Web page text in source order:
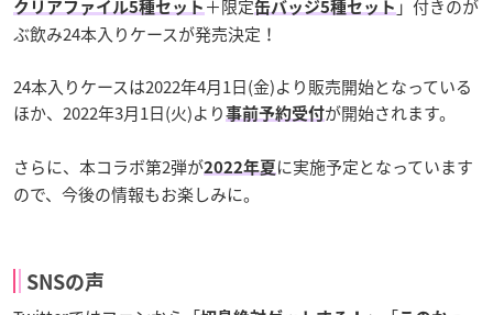
クリアファイル5種セット ＋限定缶バッジ5種セット 」付きのが
ぶ飲み24本入りケースが発売決定！
24本入りケースは2022年4月1日(金)より販売開始となっている
ほか、2022年3月1日(火)より 事前予約受付が開始されます。
さらに、本コラボ第2弾が2022年夏 に実施予定となっています
ので、今後の情報もお楽しみに。
SNSの声